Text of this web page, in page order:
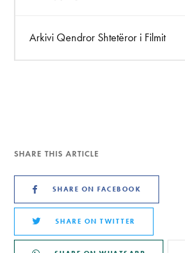
Arkivi Qendror Shtetëror i Filmit
SHARE THIS ARTICLE
SHARE ON FACEBOOK
SHARE ON TWITTER